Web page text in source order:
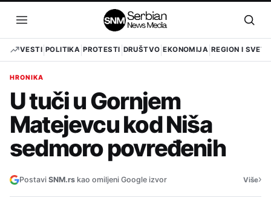
sadržaj
Otvori
meni
VESTI POLITIKA PROTESTI DRUŠTVO EKONOMIJA REGION I SVET
HRONIKA
U tuči u Gornjem
Matejevcu kod Niša
sedmoro povređenih
Postavi SNM.rs kao omiljeni Google izvor Više›